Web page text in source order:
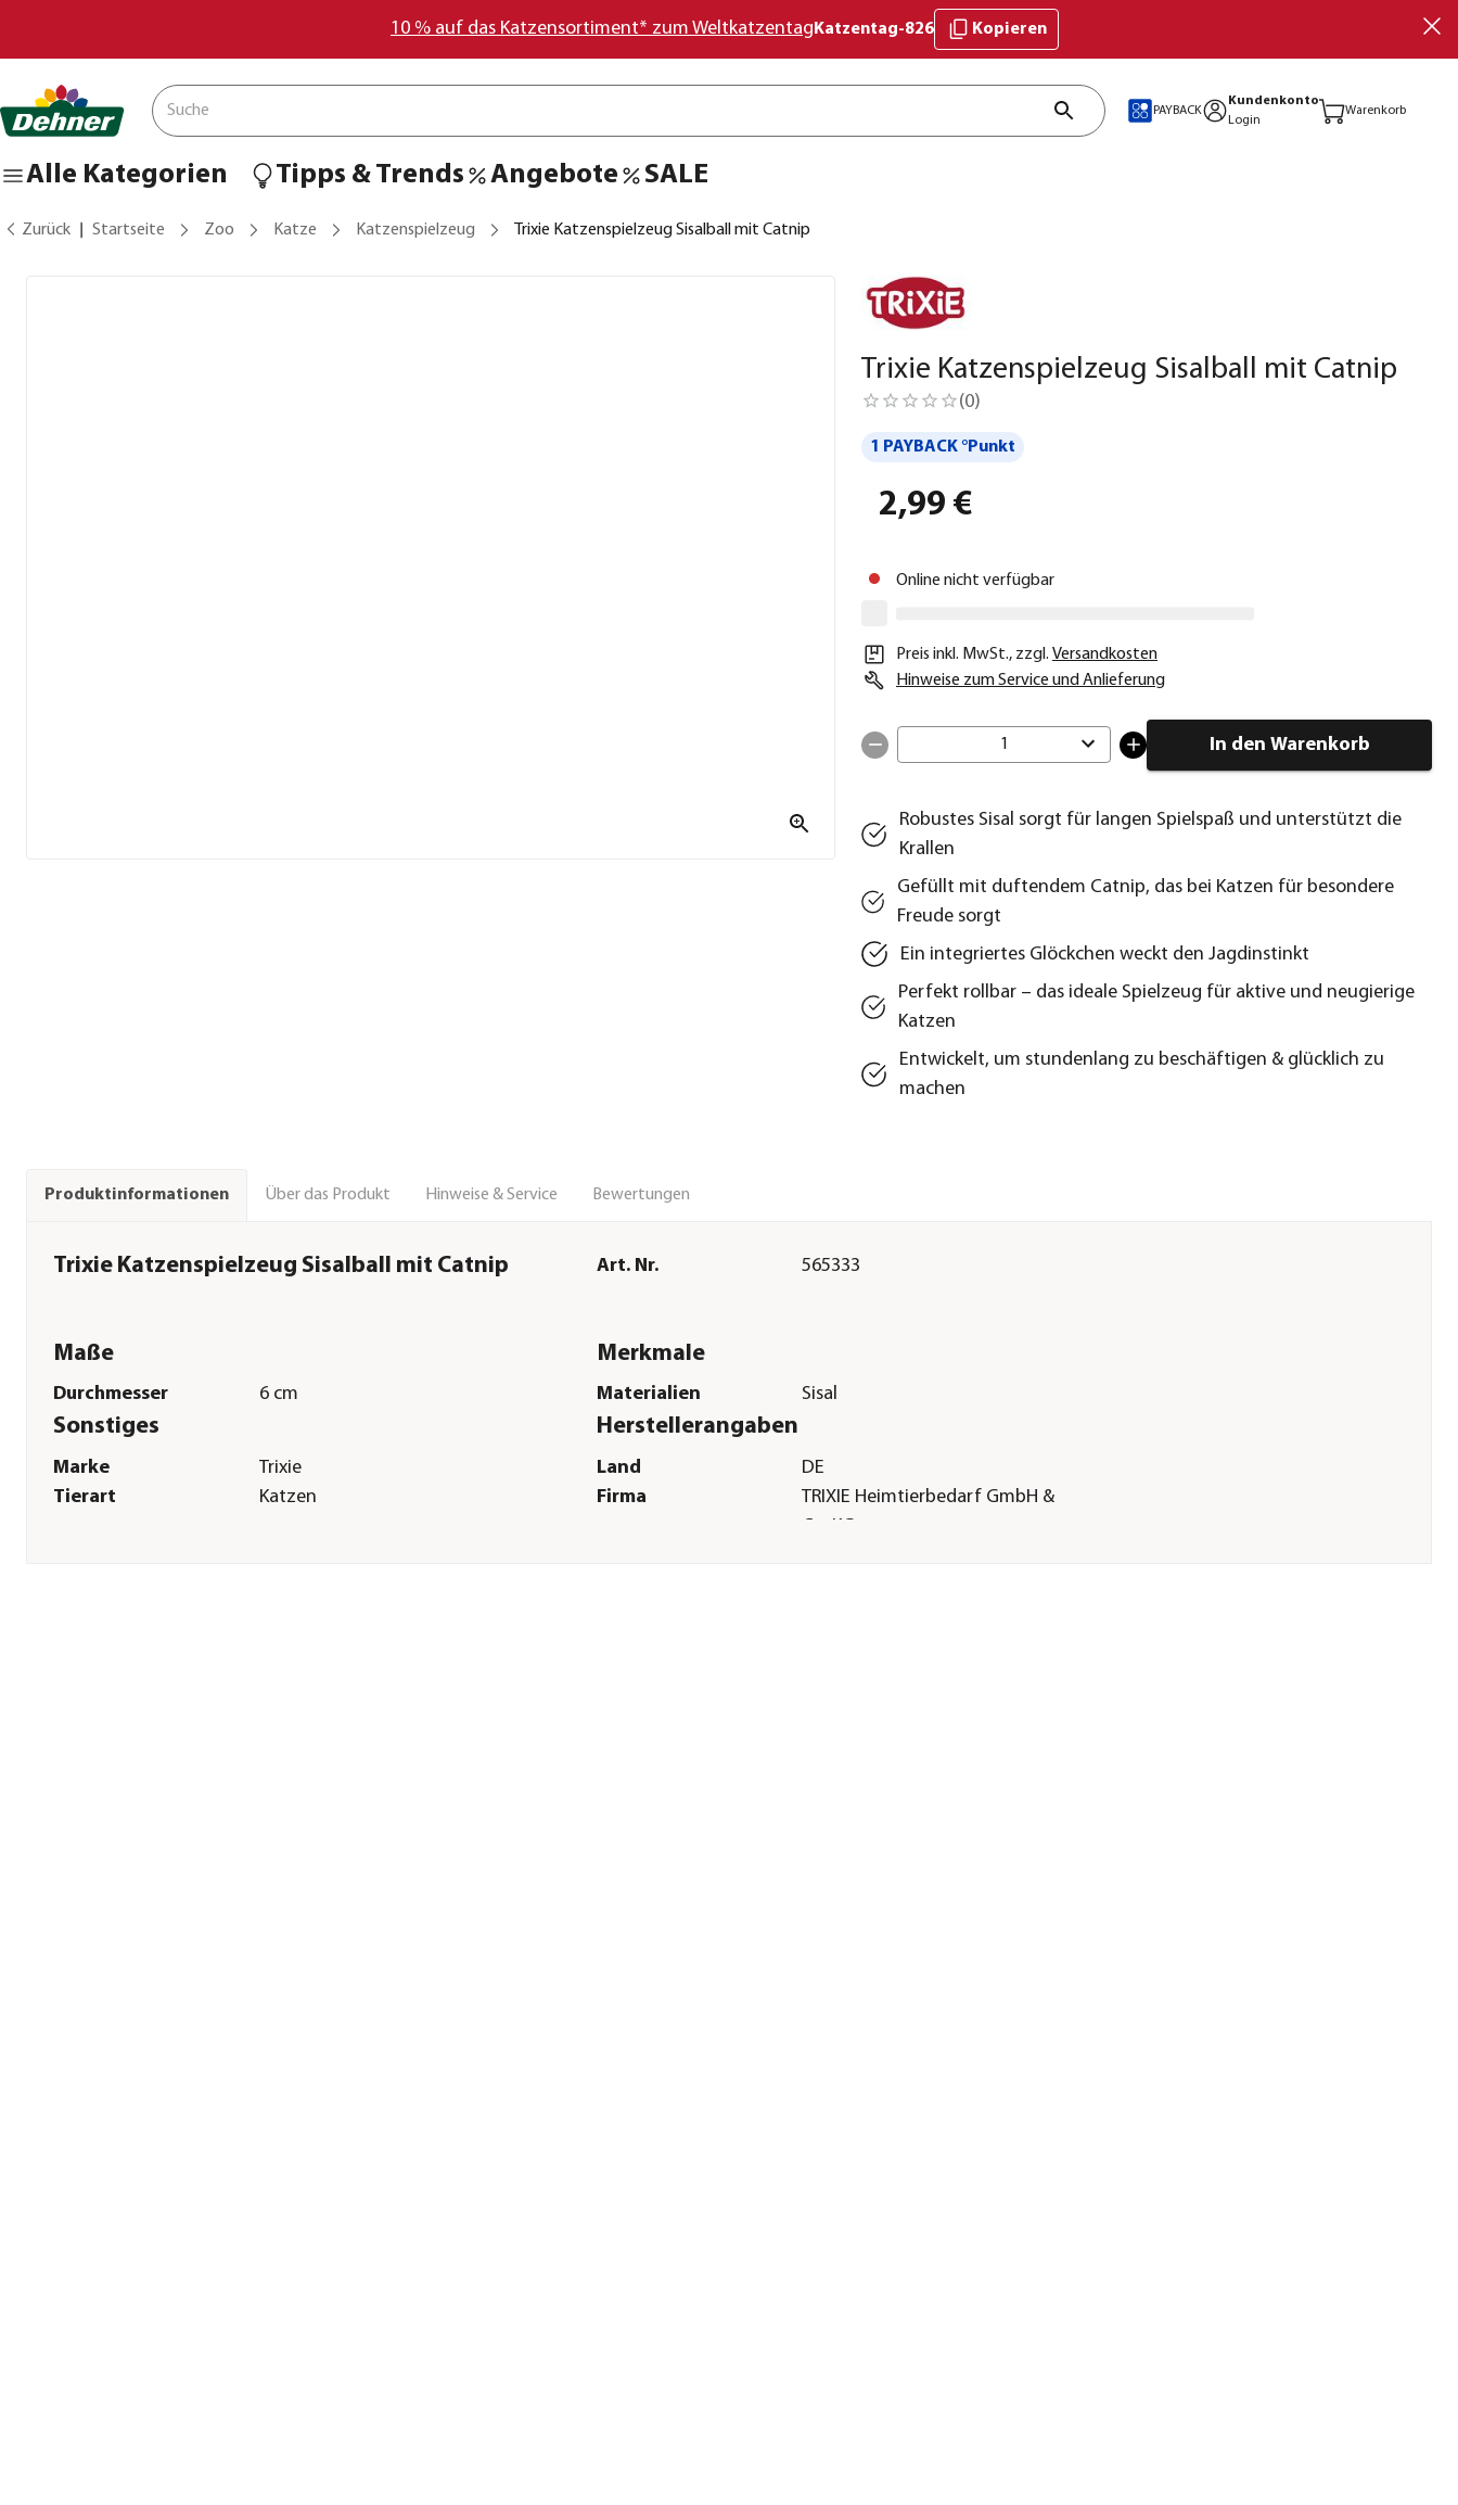
10 % auf das Katzensortiment* zum Weltkatzentag Katzentag-826 Kopieren
PAYBACK
Kundenkonto
Login
Warenkorb
Alle Kategorien Tipps & Trends Angebote SALE
Zurück Startseite Zoo Katze Katzenspielzeug Trixie Katzenspielzeug Sisalball mit Catnip
Trixie Katzenspielzeug Sisalball mit Catnip
(0)
1 PAYBACK °Punkt
2,99 €
Online nicht verfügbar
Preis inkl. MwSt., zzgl. Versandkosten
Hinweise zum Service und Anlieferung
1 In den Warenkorb
Robustes Sisal sorgt für langen Spielspaß und unterstützt die
Krallen
Gefüllt mit duftendem Catnip, das bei Katzen für besondere
Freude sorgt
Ein integriertes Glöckchen weckt den Jagdinstinkt
Perfekt rollbar – das ideale Spielzeug für aktive und neugierige
Katzen
Entwickelt, um stundenlang zu beschäftigen & glücklich zu
machen
Produktinformationen Über das Produkt Hinweise & Service Bewertungen
Trixie Katzenspielzeug Sisalball mit Catnip Art. Nr. 565333
Maße
Durchmesser 6 cm
Merkmale
Materialien Sisal
Sonstiges
Marke
Trixie
Tierart
Katzen
Herstellerangaben
Land
DE
Firma
TRIXIE Heimtierbedarf GmbH &
Co. KG